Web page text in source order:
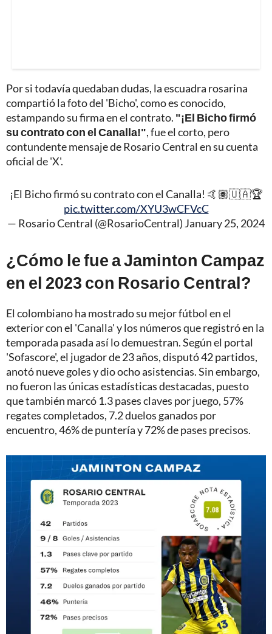
Por si todavía quedaban dudas, la escuadra rosarina
compartió la foto del 'Bicho', como es conocido,
estampando su firma en el contrato. "¡El Bicho firmó
su contrato con el Canalla!", fue el corto, pero
contundente mensaje de Rosario Central en su cuenta
oficial de 'X'.
¡El Bicho firmó su contrato con el Canalla! 🤙🏽🇺🇦🏆
pic.twitter.com/XYU3wCFVcC
— Rosario Central (@RosarioCentral) January 25, 2024
¿Cómo le fue a Jaminton Campaz
en el 2023 con Rosario Central?
El colombiano ha mostrado su mejor fútbol en el
exterior con el 'Canalla' y los números que registró en la
temporada pasada así lo demuestran. Según el portal
'Sofascore', el jugador de 23 años, disputó 42 partidos,
anotó nueve goles y dio ocho asistencias. Sin embargo,
no fueron las únicas estadísticas destacadas, puesto
que también marcó 1.3 pases claves por juego, 57%
regates completados, 7.2 duelos ganados por
encuentro, 46% de puntería y 72% de pases precisos.